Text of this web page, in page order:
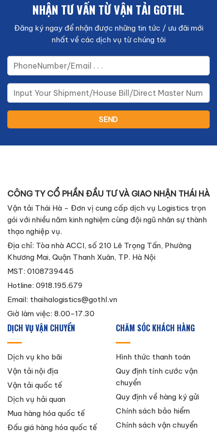
NHẬN TƯ VẤN TỪ VẬN TẢI GOTHL
Đăng ký ngay để nhận được những tin tức / ưu đãi mới
nhất về các dịch vụ từ chúng tôi
CÔNG TY CỔ PHẦN ĐẦU TƯ VÀ GIAO NHẬN THÁI HÀ
Vận tải Thái Hà - Đơn vị cung cấp dịch vụ Logistics trọn
gói với nhiều năm kinh nghiệm cùng đội ngũ nhân sự thành
thạo nghiệp vụ.
Địa chỉ: Tòa nhà ACCI, số 210 Lê Trọng Tấn, Phường
Khương Mai, Quận Thanh Xuân, TP. Hà Nội
MST: 0108739445
Hotline: 0918.195.679
Email: thaihalogistics@gothl.vn
Giờ làm việc: 8.00-17.30
DỊCH VỤ VẬN CHUYỂN
Dịch vụ kho bãi
Vận tải nội địa
Vận tải quốc tế
Dịch vụ hải quan
Mua hàng hóa quốc tế
Đấu giá hàng hóa quốc tế
CHĂM SÓC KHÁCH HÀNG
Hình thức thanh toán
Quy định tính cước vận
chuyển
Quy định về hàng ký gửi
Chính sách bảo hiểm
Chính sách vận chuyển